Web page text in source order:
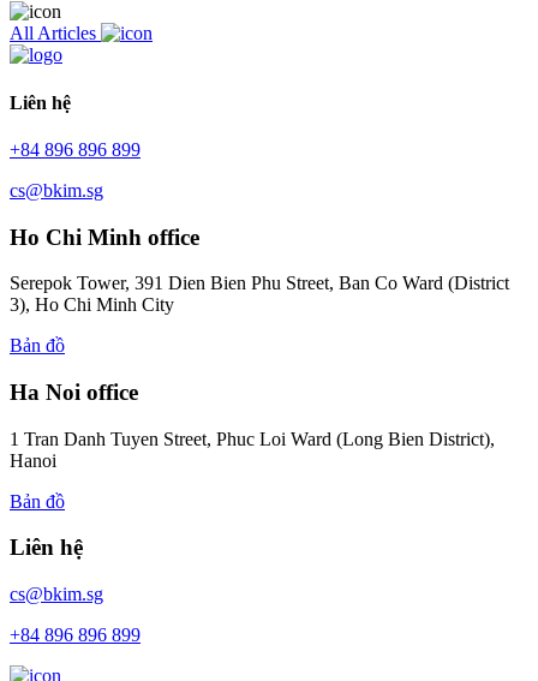
All Articles
Liên hệ
+84 896 896 899
cs@bkim.sg
Ho Chi Minh office
Serepok Tower, 391 Dien Bien Phu Street, Ban Co Ward (District
3), Ho Chi Minh City
Bản đồ
Ha Noi office
1 Tran Danh Tuyen Street, Phuc Loi Ward (Long Bien District),
Hanoi
Bản đồ
Liên hệ
cs@bkim.sg
+84 896 896 899